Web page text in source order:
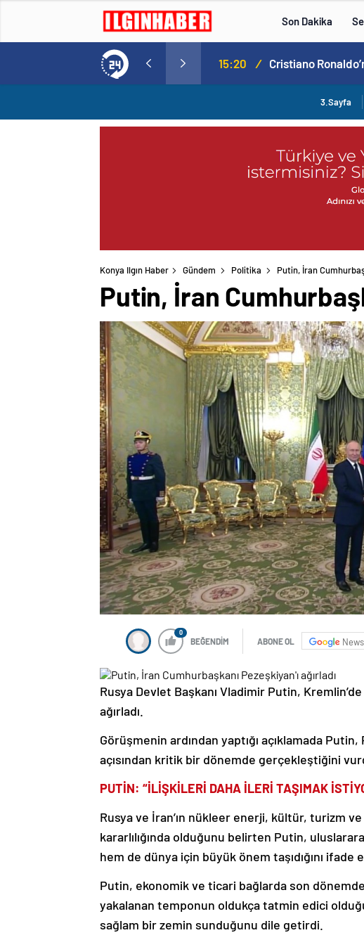
Son Dakika
Norweç silahlı kuvvetleri kadınlardan oluşan özel kuvvetler eğitimlerini başlattı. 15:20 /
3.Sayfa
Konya Ilgın Haber Gündem Politika Putin, İran
Putin, İran
0
BEĞENDİM ABONE OL News
Rusya Devlet Başkanı Vladimir Putin,
ağırladı.
Görüşmenin ardından yaptığı açıklamada
açısından kritik bir dönemde gerçekleştiğini
PUTİN: “İLİŞKİLERİ DAHA İLERİ TAŞIMAK
Rusya ve İran’ın nükleer enerji, kültür, turizm
kararlılığında olduğunu belirten Putin,
hem de dünya için büyük önem taşıdığını ifade
Putin, ekonomik ve ticari bağlarda son
yakalanan temponun oldukça tatmin edici
sağlam bir zemin sunduğunu dile getirdi.